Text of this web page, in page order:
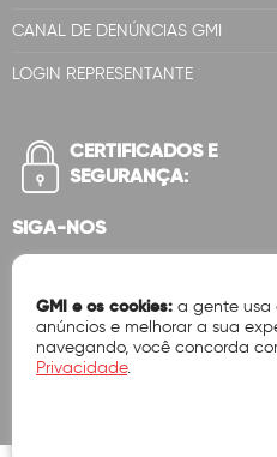
CANAL DE DENÚNCIAS GMI
LOGIN REPRESENTANTE
CERTIFICADOS E
SEGURANÇA:
SIGA-NOS
GMI e os cookies: a gente usa
anúncios e melhorar a sua
navegando, você concorda
Privacidade.